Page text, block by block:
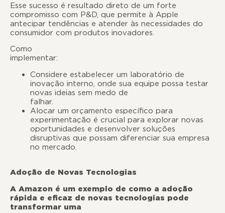
Esse sucesso é resultado direto de um forte
compromisso com P&D, que permite à Apple
antecipar tendências e atender às necessidades do
consumidor com produtos inovadores.
Como
Considere estabelecer um laboratório de
inovação interno, onde sua equipe possa testar
novas ideias sem medo de
Alocar um orçamento específico para
experimentação é crucial para explorar novas
oportunidades e desenvolver soluções
disruptivas que possam diferenciar sua empresa
no mercado.
Adoção de Novas Tecnologias
A Amazon é um exemplo de como a adoção
rápida e eficaz de novas tecnologias pode
transformar uma